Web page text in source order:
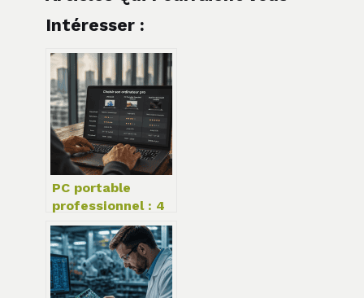
Intéresser :
PC portable
professionnel : 4
critères
techniques pour
garantir votre
productivité